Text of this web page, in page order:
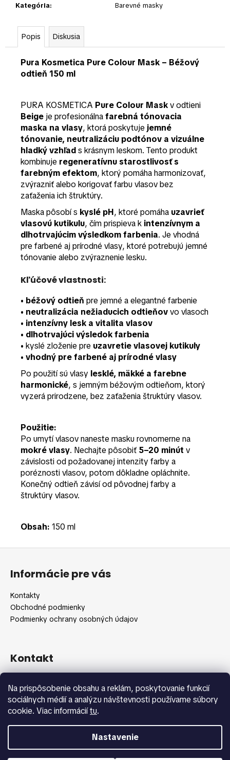
Na prispôsobenie obsahu a reklám, poskytovanie funkcií
sociálnych médií a analýzu návštevnosti používame súbory
cookie. Viac informáciítu.
Nastavenie
Kategória: Barevné masky
Popis Diskusia
Pura Kosmetica Pure Colour Mask – Béžový
odtieň 150 ml
PURA KOSMETICA Pure Colour Maskv odtieni
Beige je profesionálnafarebná tónovacia
maska na vlasy, ktorá poskytuje jemné
tónovanie, neutralizáciu podtónov a vizuálne
hladký vzhľads krásnym leskom. Tento produkt
kombinuje regeneratívnu starostlivosť s
farebným efektom, ktorý pomáha harmonizovať,
zvýrazniť alebo korigovať farbu vlasov bez
zaťaženia ich štruktúry.
Maska pôsobí s kyslé pH, ktoré pomáha uzavrieť
vlasovú kutikulu, čím prispieva k intenzívnym a
dlhotrvajúcim výsledkom farbenia. Je vhodná
pre farbené aj prírodné vlasy, ktoré potrebujú jemné
tónovanie alebo zvýraznenie lesku.
Kľúčové vlastnosti:
• béžový odtieň pre jemné a elegantné farbenie
• neutralizácia nežiaducich odtieňovvo vlasoch
• intenzívny lesk a vitalita vlasov
• dlhotrvajúci výsledok farbenia
• kyslé zloženie pre uzavretie vlasovej kutikuly
• vhodný pre farbené aj prírodné vlasy
Po použití sú vlasy lesklé, mäkké a farebne
harmonické, s jemným béžovým odtieňom, ktorý
vyzerá prirodzene, bez zaťaženia štruktúry vlasov.
Použitie:
Po umytí vlasov naneste masku rovnomerne na
mokré vlasy. Nechajte pôsobiť 5–20 minút v
závislosti od požadovanej intenzity farby a
poréznosti vlasov, potom dôkladne opláchnite.
Konečný odtieň závisí od pôvodnej farby a
štruktúry vlasov.
Obsah: 150 ml
Z
Informácie pre vás
Kontakty
Obchodné podmienky
Podmienky ochrany osobných údajov
Kontakt
+420 775 371 692